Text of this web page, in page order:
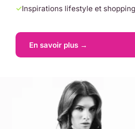
Inspirations lifestyle et shopping
En savoir plus →